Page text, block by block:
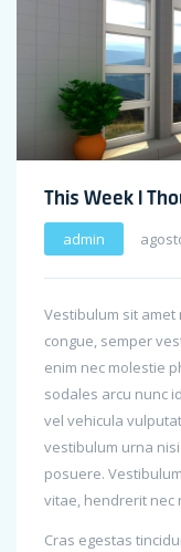
This Week I
admin
Vestibulum sit amet
congue, semper
enim nec molestie
sodales arcu nunc
vel vehicula
vestibulum urna
posuere.
vitae, hendrerit nec
Cras egestas